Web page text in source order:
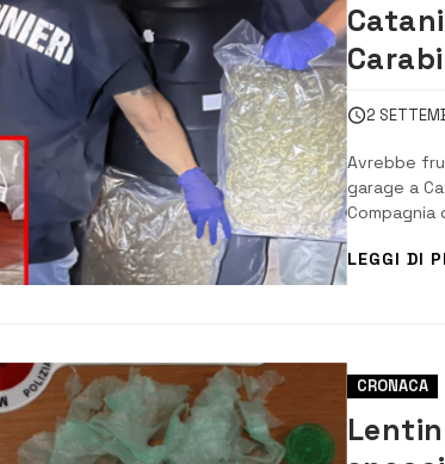
2
Avrebbe
garage a
Compagnia
anni,
illegale di
militari
LEGGI DI
CRONACA